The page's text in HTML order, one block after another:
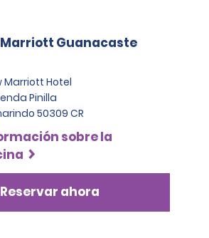
Marriott Guanacaste
Marriott Hotel
Pinilla
50309 CR
sobre la
Reservar ahora